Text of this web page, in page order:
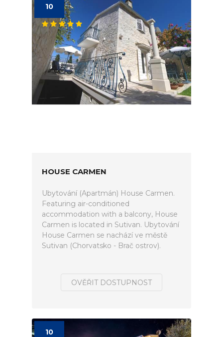
10
HOUSE CARMEN
Ubytování (Apartmán) House Carmen.
Featuring air-conditioned
accommodation with a balcony, House
Carmen is located in Sutivan. Ubytování
House Carmen se nachází ve městě
Sutivan (Chorvatsko - Brač ostrov).
OVĚŘIT DOSTUPNOST
10